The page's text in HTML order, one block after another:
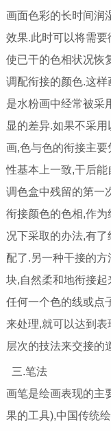
画面色彩的长时间润
效果.此时可以将需
使已干的色相状况恢
调配衔接的颜色.这
是水粉画中经常被采
显的差异.如果不采
画,色与色的衔接主
性基本上一致,干后
调色盒中残留的第一
衔接颜色的色相,作
况下采取的办法,有
配了.另一种干接的
块,自然柔和地衔接
任何一个色的线或点
来处理,就可以达到
层次的技法来交接的
三.笔法
画笔是绘画表现的主
果的工具),中国传统